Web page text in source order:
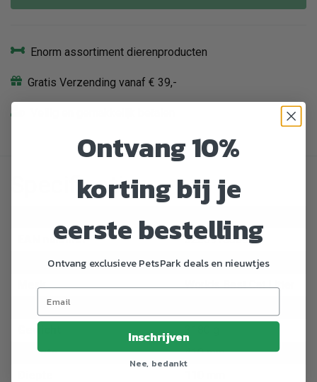
Enorm assortiment dierenproducten
Gratis Verzending vanaf € 39,-
Specificaties
EAN nummer
322591000963
Kat
Merk
Worlds Best Cat Litter
Breedte
Hoogte
410 mm
Ontvang 10%
korting bij je
eerste bestelling
Ontvang exclusieve PetsPark deals en nieuwtjes
Inschrijven
Nee, bedankt